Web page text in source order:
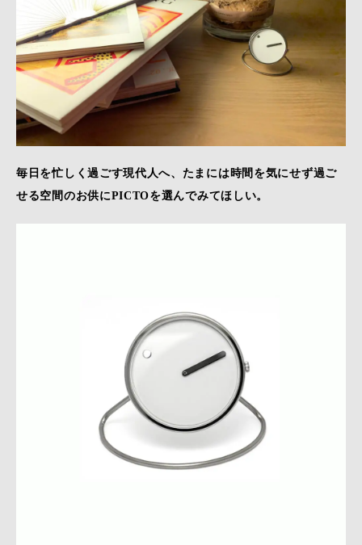
毎日を忙しく過ごす現代人へ、たまには時間を気にせず過ご
せる空間のお供にPICTOを選んでみてほしい。